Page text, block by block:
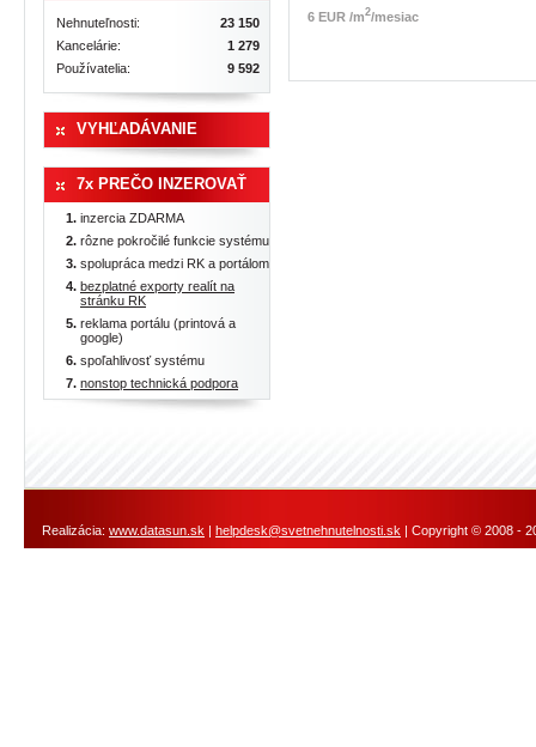
Nehnuteľnosti:
23 150
Kancelárie:
1 279
Používatelia:
9 592
VYHĽADÁVANIE
7x PREČO INZEROVAŤ
inzercia ZDARMA
rôzne pokročilé funkcie systému
spolupráca medzi RK a portálom
bezplatné exporty realít na
stránku RK
reklama portálu (printová a
google)
spoľahlivosť systému
nonstop technická podpora
6 EUR /m2/mesiac
Realizácia: www.datasun.sk | helpdesk@svetnehnutelnosti.sk | Copyright © 2008 -